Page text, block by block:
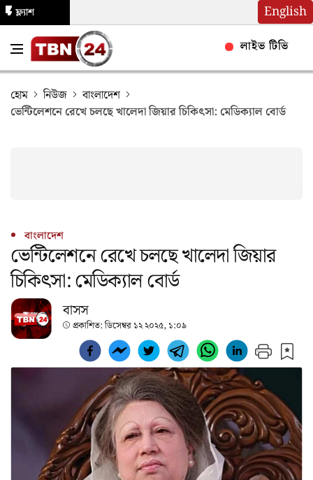
English
ফ্ল্যাশ
লাইভ টিভি
হোম নিউজ
বাংলাদেশ
ভেন্টিলেশনে রেখে চলছে খালেদা জিয়ার চিকিৎসা: মেডিক্যাল বোর্ড
বাংলাদেশ
ভেন্টিলেশনে রেখে চলছে খালেদা জিয়ার
চিকিৎসা: মেডিক্যাল বোর্ড
বাসস
প্রকাশিত:ডিসেম্বর ১২ ২০২৫, ১:০৯